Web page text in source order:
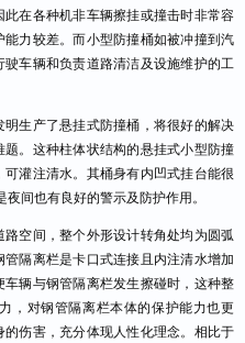
在各种机非车辆擦挂或撞击时非常容
力较差。而小型防撞桶如被冲撞到汽
车辆和负责道路清洁及设施维护的工
生产了悬挂式防撞桶，将很好的解决
。这种柱体状结构的悬挂式小型防撞
灌注清水。其桶身有内凹式挂台能很
间也有良好的警示及防护作用。
空间，整个外形设计转角处均为圆弧
隔离栏是卡口式连接且内注清水增加
辆与钢管隔离栏发生擦碰时，这种整
，对钢管隔离栏本体的保护能力也更
伤害，充分体现人性化理念。相比于